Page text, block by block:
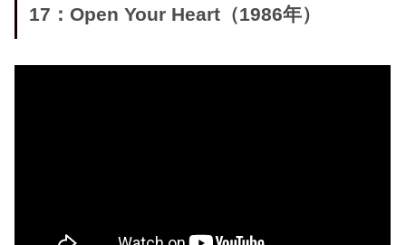
17：Open Your Heart（1986年）